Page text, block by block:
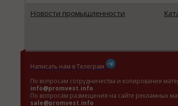
Новости промышленности
Написать нам в Телеграм
По вопросам сотрудничества и копирования
info@promvest.info
По вопросам размещения на сайте рекламных
sale@promvest.info